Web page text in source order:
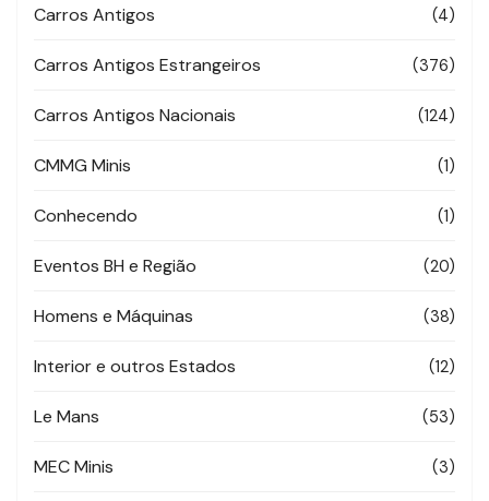
Carros Antigos (4)
Carros Antigos Estrangeiros (376)
Carros Antigos Nacionais (124)
CMMG Minis (1)
Conhecendo (1)
Eventos BH e Região (20)
Homens e Máquinas (38)
Interior e outros Estados (12)
Le Mans (53)
MEC Minis (3)